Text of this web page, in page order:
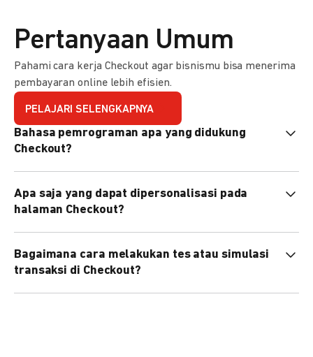
Pertanyaan Umum
Pahami cara kerja Checkout agar bisnismu bisa menerima
pembayaran online lebih efisien.
PELAJARI SELENGKAPNYA
Bahasa pemrograman apa yang didukung
Checkout?
PHP, Node.js, Go, dll).
Apa saja yang dapat dipersonalisasi pada
halaman Checkout?
preferensi bahasa, dan urutan metode pembayaran sesuai
kebutuhan brand Anda.
Bagaimana cara melakukan tes atau simulasi
transaksi di Checkout?